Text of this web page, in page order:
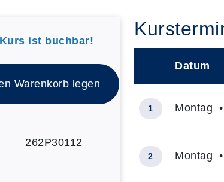
ist buchbar!
Warenkorb legen
262P30112
Datum
1 Montag
2 Montag